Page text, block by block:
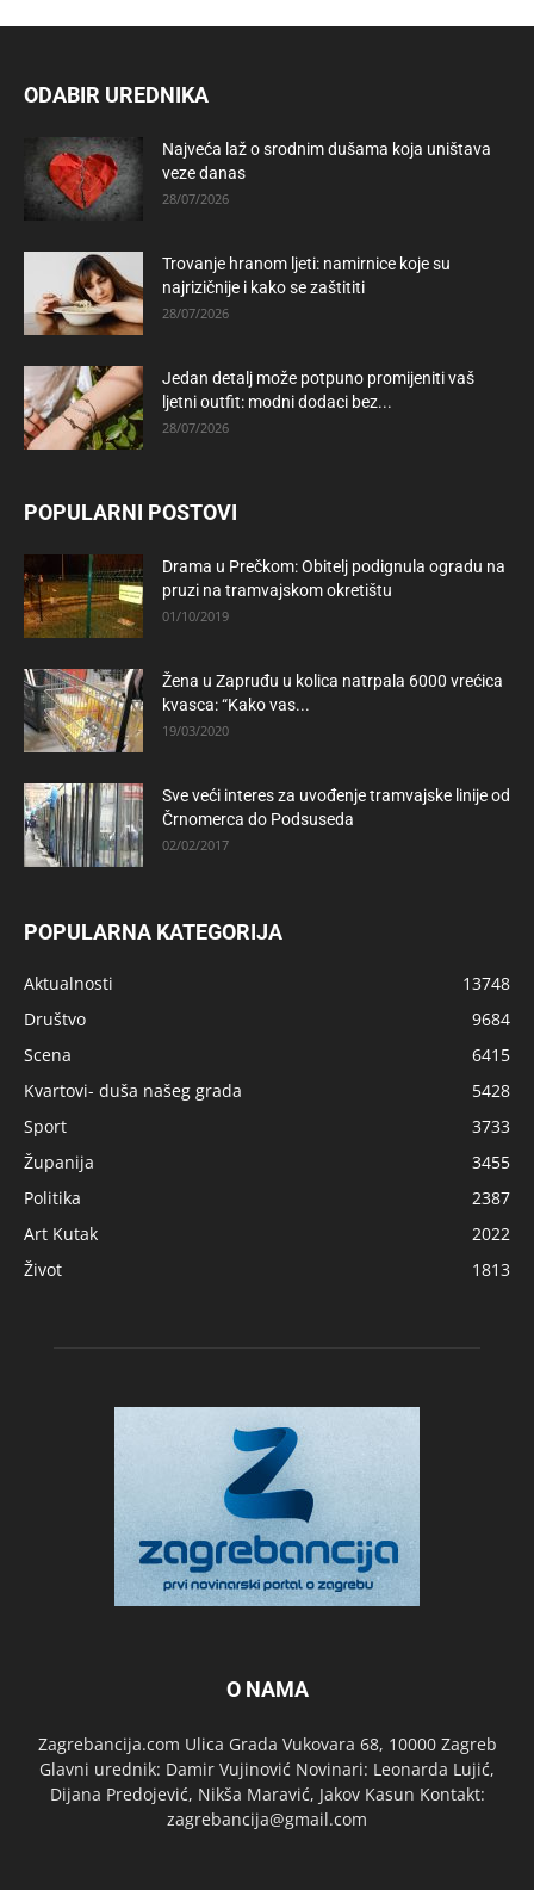
ODABIR UREDNIKA
Najveća laž o srodnim dušama koja uništava
veze danas
28/07/2026
Trovanje hranom ljeti: namirnice koje su
najrizičnije i kako se zaštititi
28/07/2026
Jedan detalj može potpuno promijeniti vaš
ljetni outfit: modni dodaci bez...
28/07/2026
POPULARNI POSTOVI
Drama u Prečkom: Obitelj podignula ogradu na
pruzi na tramvajskom okretištu
01/10/2019
Žena u Zapruđu u kolica natrpala 6000 vrećica
kvasca: “Kako vas...
19/03/2020
Sve veći interes za uvođenje tramvajske linije od
Črnomerca do Podsuseda
02/02/2017
POPULARNA KATEGORIJA
Aktualnosti
13748
Društvo
9684
Scena
6415
Kvartovi- duša našeg grada
5428
Sport
3733
Županija
3455
Politika
2387
Art Kutak
2022
Život
1813
O NAMA
Zagrebancija.com Ulica Grada Vukovara 68, 10000 Zagreb
Glavni urednik: Damir Vujinović Novinari: Leonarda Lujić,
Dijana Predojević, Nikša Maravić, Jakov Kasun Kontakt:
zagrebancija@gmail.com